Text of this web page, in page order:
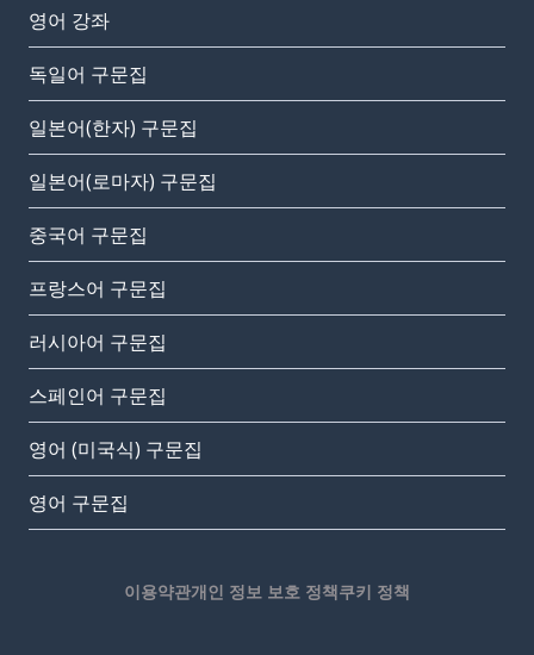
영어 강좌
독일어 구문집
일본어(한자) 구문집
일본어(로마자) 구문집
중국어 구문집
프랑스어 구문집
러시아어 구문집
스페인어 구문집
영어 (미국식) 구문집
영어 구문집
이용약관개인 정보 보호 정책쿠키 정책